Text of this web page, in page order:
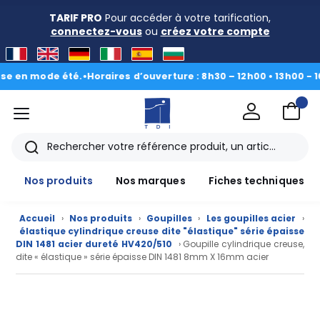
TARIF PRO Pour accéder à votre tarification,
connectez-vousou créez votre compte
mode été.•Horaires d’ouverture : 8h30 – 12h00 • 13h00 - 16h30 |
menu
Rechercher
Nos produits
Nos marques Fiches techniques
Accueil › Nos produits › Goupilles › Les goupilles acier
›
élastique cylindrique creuse dite "élastique" série épaisse
DIN 1481 acier dureté HV420/510
› Goupille cylindrique creuse,
dite « élastique » série épaisse DIN 1481 8mm X 16mm acier